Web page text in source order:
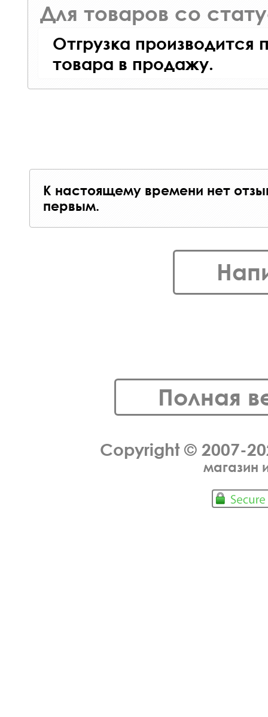
Для товаров со
Отгрузка производится
товара в продажу.
К настоящему времени нет
первым.
Полная
Copyright © 2007-
магазин